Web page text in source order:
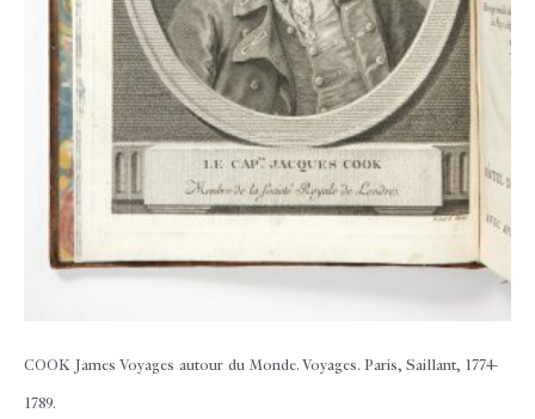
COOK James Voyages autour du Monde. Voyages. Paris, Saillant, 1774-
1789.